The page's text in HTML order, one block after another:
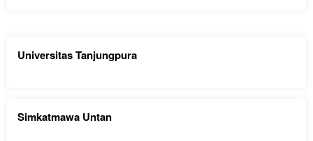
Universitas Tanjungpura
Simkatmawa Untan